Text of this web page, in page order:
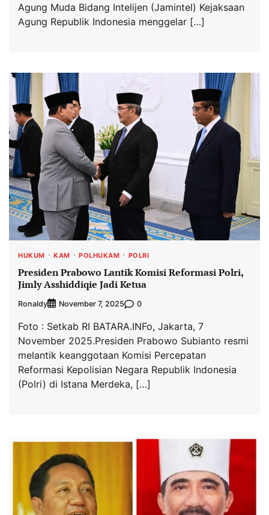
Agung Muda Bidang Intelijen (Jamintel) Kejaksaan
Agung Republik Indonesia menggelar […]
HUKUM KAM POLHUKAM POLRI
Presiden Prabowo Lantik Komisi Reformasi Polri,
Jimly Asshiddiqie Jadi Ketua
Ronaldy November 7, 2025 0
Foto : Setkab RI BATARA.INFo, Jakarta, 7
November 2025.Presiden Prabowo Subianto resmi
melantik keanggotaan Komisi Percepatan
Reformasi Kepolisian Negara Republik Indonesia
(Polri) di Istana Merdeka, […]